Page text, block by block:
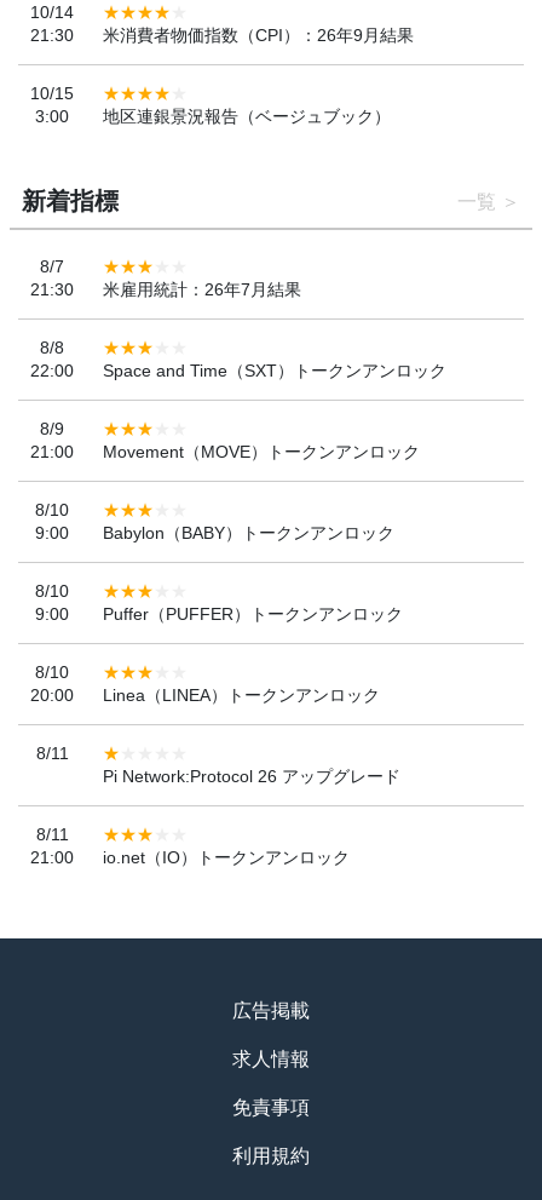
10/14
21:30
米消費者物価指数（CPI）：26年9月結果
10/15
3:00
地区連銀景況報告（ベージュブック）
新着指標 一覧
8/7
21:30
米雇用統計：26年7月結果
8/8
22:00
Space and Time（SXT）トークンアンロック
8/9
21:00
Movement（MOVE）トークンアンロック
8/10
9:00
Babylon（BABY）トークンアンロック
8/10
9:00
Puffer（PUFFER）トークンアンロック
8/10
20:00
Linea（LINEA）トークンアンロック
8/11
Pi Network:Protocol 26 アップグレード
8/11
21:00
io.net（IO）トークンアンロック
広告掲載
求人情報
免責事項
利用規約